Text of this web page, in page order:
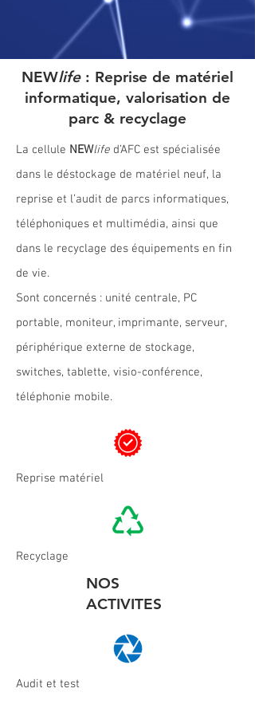
NEWlife: Reprise de matériel
informatique, valorisation de
parc & recyclage
La cellule NEWlife d’AFC est spécialisée
dans le déstockage de matériel neuf, la
reprise et l’audit de parcs informatiques,
téléphoniques et multimédia, ainsi que
dans le recyclage des équipements en fin
de vie.
Sont concernés : unité centrale, PC
portable, moniteur, imprimante, serveur,
périphérique externe de stockage,
switches, tablette, visio-conférence,
téléphonie mobile.
Reprise matériel
Recyclage
NOS
ACTIVITES
Audit et test